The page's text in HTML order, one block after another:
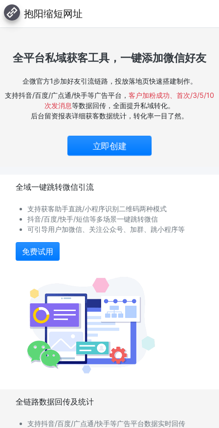
抱阳缩短网址
全平台私域获客工具，一键添加微信好友
企微官方1步加好友引流链路，投放落地页快速搭建制作。
支持抖音/百度/广点通/快手等广告平台， 客户加粉成功、首次/3/5/10
次发消息等数据回传，全面提升私域转化。
后台留资报表详细获客数据统计，转化率一目了然。
立即创建
全域一键跳转微信引流
支持获客助手直跳/小程序识别二维码两种模式
抖音/百度/快手/短信等多场景一键跳转微信
可引导用户加微信、关注公众号、加群、跳小程序等
免费试用
全链路数据回传及统计
支持抖音/百度/广点通/快手等广告平台数据实时回传